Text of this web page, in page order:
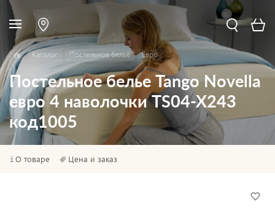
Каталог Постельное белье Евро
Постельное белье Tango Novella
евро 4 наволочки TS04-X243
код1005
О товаре Цена и заказ